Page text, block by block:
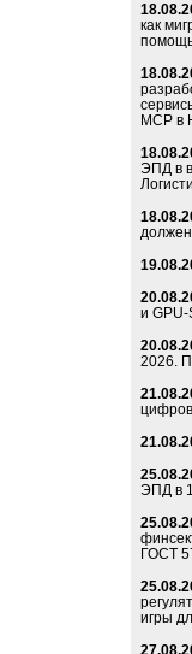
как
MCP в
ЭПД в
и
2026.
ЭПД в
ГОСТ
игры